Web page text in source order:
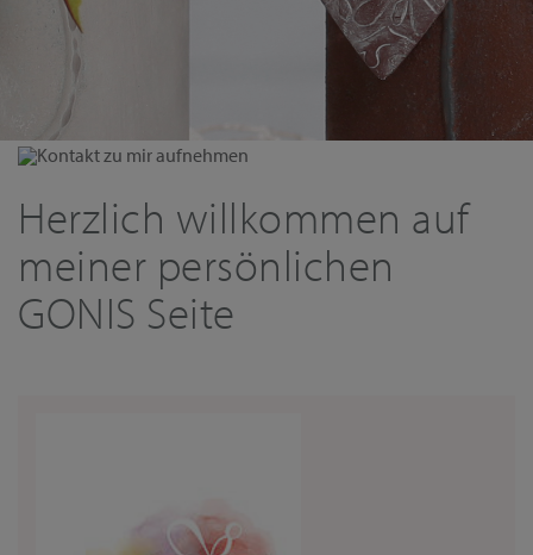
Kontakt zu mir aufnehmen
Herzlich willkommen auf
meiner persönlichen
GONIS Seite